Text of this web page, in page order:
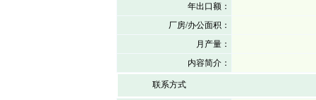
年出口额：
厂房/办公面积：
月产量：
内容简介：
联系方式